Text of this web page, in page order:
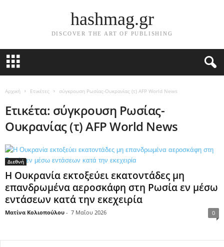
hashmag.gr
DISCOVER THE ART OF PUBLISHING
Αρχική Ετικέτες σύγκρουση Ρωσίας-Ουκρανίας (τ) AFP World News
Ετικέτα: σύγκρουση Ρωσίας-
Ουκρανίας (τ) AFP World News
Διεθνή
Η Ουκρανία εκτοξεύει εκατοντάδες μη
επανδρωμένα αεροσκάφη στη Ρωσία εν μέσω
εντάσεων κατά την εκεχειρία
Ματίνα Κολιοπούλου - 7 Μαΐου 2026 0